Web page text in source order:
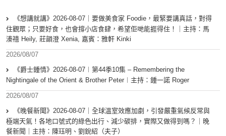
《想講就講》2026-08-07｜要做美食家 Foodie，最緊要講真話，對得
住觀眾；只要好食，也會撐小店食肆，希望佢哋能捱得住！｜主持：馬
溱禧 Heily, 莊韻澄 Xenia, 嘉賓：雅軒 Kinki
2026/08/07
《爵士鍾情》2026-08-07︱第44季10集 – Remembering the
Nightingale of the Orient & Brother Peter︱主持：鍾一諾 Roger
2026/08/07
《晚餐新聞》2026-08-07｜全球溫室效應加劇，引發嚴重氣候反常與
極端天氣！各地口號式的綠色出行、減少碳排，實際又做得到嗎？｜晚
餐新聞｜主持：陳珏明、劉銳紹（夫子）